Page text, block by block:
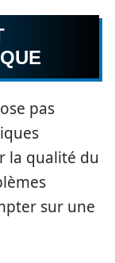
pas
la qualité du
sur une